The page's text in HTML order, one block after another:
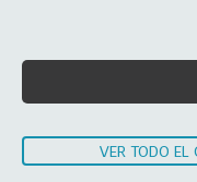
VER TODO EL